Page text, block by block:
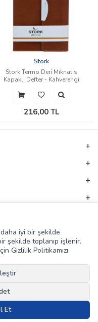
Stork
Stork Termo Deri Mıknatıs
Kapaklı Defter - Kahverengi
216,00TL
için e-bültenimize abone olun!
iyi bir şekilde
şekilde toplanıp işlenir.
Gizlilik Politikamızı
Et